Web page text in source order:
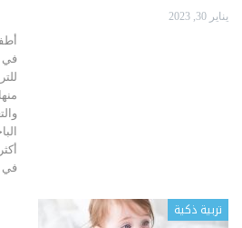
يناير 30, 2023
في
في
تربية ذكية